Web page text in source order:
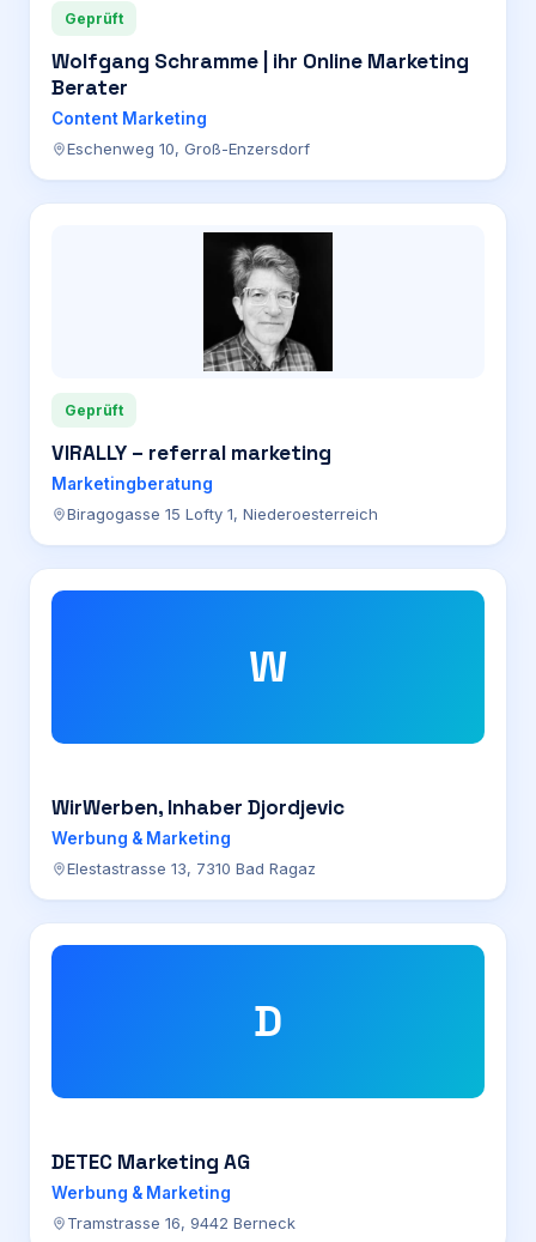
Geprüft
Wolfgang Schramme | ihr Online Marketing
Berater
Content Marketing
Eschenweg 10, Groß-Enzersdorf
Geprüft
VIRALLY – referral marketing
Marketingberatung
Biragogasse 15 Lofty 1, Niederoesterreich
W
WirWerben, Inhaber Djordjevic
Werbung & Marketing
Elestastrasse 13, 7310 Bad Ragaz
D
DETEC Marketing AG
Werbung & Marketing
Tramstrasse 16, 9442 Berneck